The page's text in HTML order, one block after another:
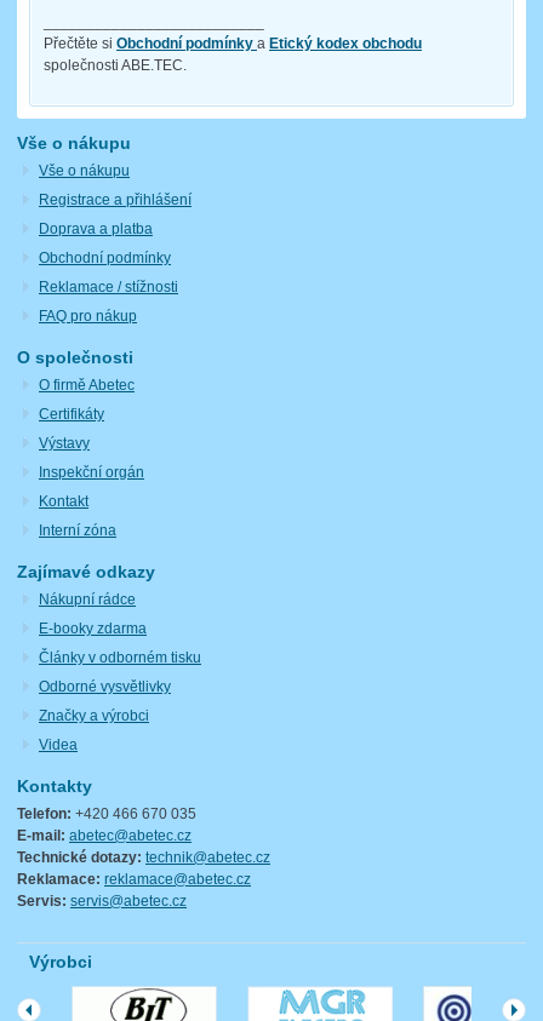
Přečtěte si Obchodní podmínky a Etický kodex obchodu
společnosti ABE.TEC.
Vše o nákupu
Vše o nákupu
Registrace a přihlášení
Doprava a platba
Obchodní podmínky
Reklamace / stížnosti
FAQ pro nákup
O společnosti
O firmě Abetec
Certifikáty
Výstavy
Inspekční orgán
Kontakt
Interní zóna
Zajímavé odkazy
Nákupní rádce
E-booky zdarma
Články v odborném tisku
Odborné vysvětlivky
Značky a výrobci
Videa
Kontakty
Telefon: +420 466 670 035
E-mail: abetec@abetec.cz
Technické dotazy: technik@abetec.cz
Reklamace: reklamace@abetec.cz
Servis: servis@abetec.cz
Výrobci